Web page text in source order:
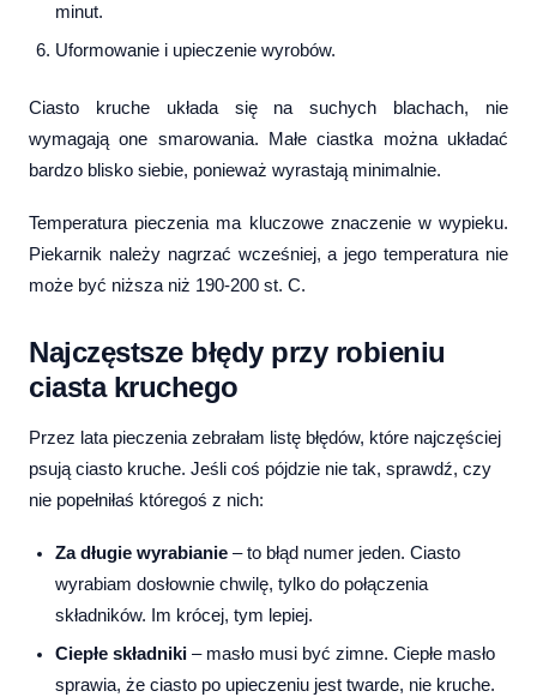
minut.
Uformowanie i upieczenie wyrobów.
Ciasto kruche układa się na suchych blachach, nie
wymagają one smarowania. Małe ciastka można układać
bardzo blisko siebie, ponieważ wyrastają minimalnie.
Temperatura pieczenia ma kluczowe znaczenie w wypieku.
Piekarnik należy nagrzać wcześniej, a jego temperatura nie
może być niższa niż 190-200 st. C.
Najczęstsze błędy przy robieniu
ciasta kruchego
Przez lata pieczenia zebrałam listę błędów, które najczęściej
psują ciasto kruche. Jeśli coś pójdzie nie tak, sprawdź, czy
nie popełniłaś któregoś z nich:
Za długie wyrabianie – to błąd numer jeden. Ciasto
wyrabiam dosłownie chwilę, tylko do połączenia
składników. Im krócej, tym lepiej.
Ciepłe składniki – masło musi być zimne. Ciepłe masło
sprawia, że ciasto po upieczeniu jest twarde, nie kruche.